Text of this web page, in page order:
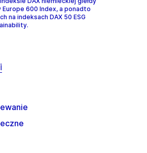
600 Index, a ponadto
na indeksach DAX 50 ESG